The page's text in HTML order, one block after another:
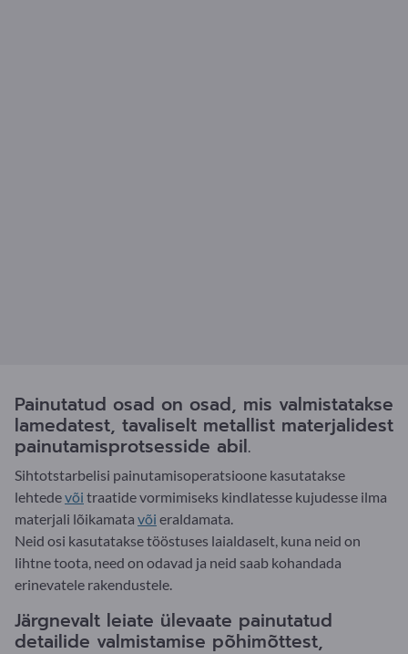
Painutatud osad on osad, mis valmistatakse
lamedatest, tavaliselt metallist materjalidest
painutamisprotsesside abil.
Sihtotstarbelisi painutamisoperatsioone kasutatakse
lehtedevõi traatide vormimiseks kindlatesse kujudesse ilma
materjali lõikamata või eraldamata.
Neid osi kasutatakse tööstuses laialdaselt, kuna neid on
lihtne toota, need on odavad ja neid saab kohandada
erinevatele rakendustele.
Järgnevalt leiate ülevaate painutatud
detailide valmistamise põhimõttest,